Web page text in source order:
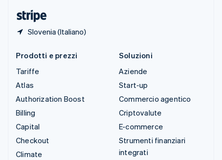
Slovenia (Italiano)
Prodotti e prezzi
Tariffe
Atlas
Authorization Boost
Billing
Capital
Checkout
Climate
Soluzioni
Aziende
Start-up
Commercio agentico
Criptovalute
E-commerce
Strumenti finanziari
integrati